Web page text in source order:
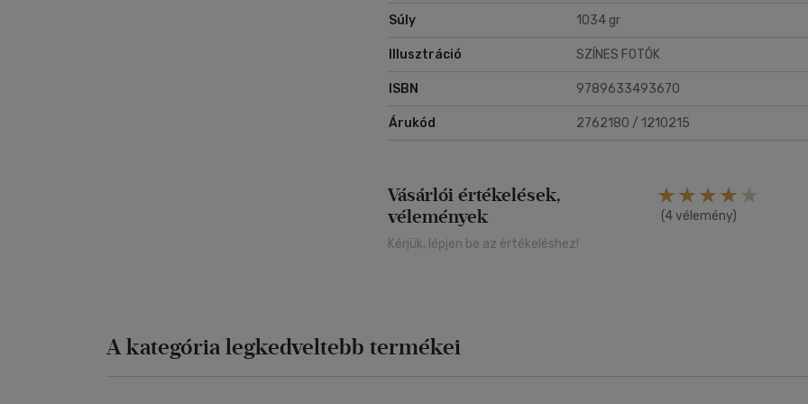
Súly 1034 gr
Illusztráció SZÍNES FOTÓK
ISBN 9789633493670
Árukód 2762180 / 1210215
Vásárlói értékelések,
vélemények
(4 vélemény)
Kérjük, lépjen be az értékeléshez!
A kategória legkedveltebb termékei